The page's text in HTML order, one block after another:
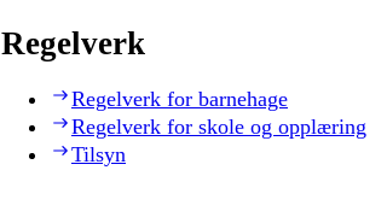
Regelverk
Regelverk for barnehage
Regelverk for skole og opplæring
Tilsyn